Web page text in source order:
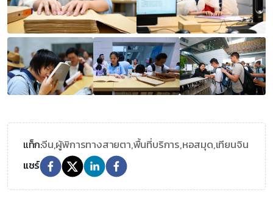
แท็ก:จีน,ผู้พิการทางสายตา,พื้นที่บริการ,หอสมุด,เทียนจิน
แชร์